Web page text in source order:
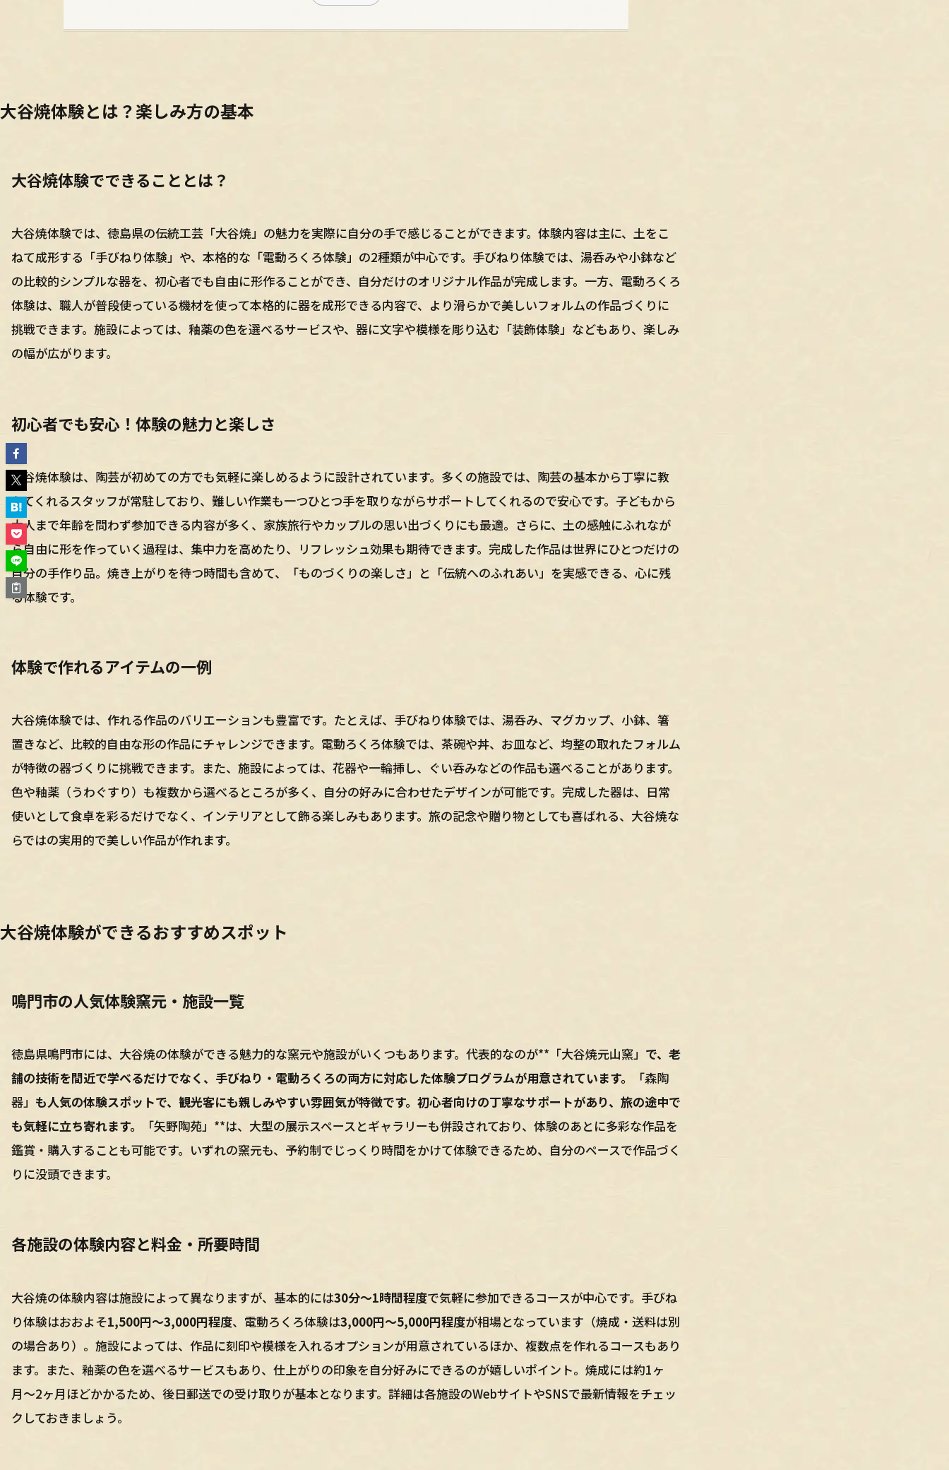
大谷焼体験とは？楽しみ方の基本
大谷焼体験でできることとは？
大谷焼体験では、徳島県の伝統工芸「大谷焼」の魅力を実際に自分の手で感じることができます。体験内容は主に、土をこ
ねて成形する「手びねり体験」や、本格的な「電動ろくろ体験」の2種類が中心です。手びねり体験では、湯呑みや小鉢など
の比較的シンプルな器を、初心者でも自由に形作ることができ、自分だけのオリジナル作品が完成します。一方、電動ろくろ
体験は、職人が普段使っている機材を使って本格的に器を成形できる内容で、より滑らかで美しいフォルムの作品づくりに
挑戦できます。施設によっては、釉薬の色を選べるサービスや、器に文字や模様を彫り込む「装飾体験」などもあり、楽しみ
の幅が広がります。
初心者でも安心！体験の魅力と楽しさ
大谷焼体験は、陶芸が初めての方でも気軽に楽しめるように設計されています。多くの施設では、陶芸の基本から丁寧に教
えてくれるスタッフが常駐しており、難しい作業も一つひとつ手を取りながらサポートしてくれるので安心です。子どもから
大人まで年齢を問わず参加できる内容が多く、家族旅行やカップルの思い出づくりにも最適。さらに、土の感触にふれなが
ら自由に形を作っていく過程は、集中力を高めたり、リフレッシュ効果も期待できます。完成した作品は世界にひとつだけの
自分の手作り品。焼き上がりを待つ時間も含めて、「ものづくりの楽しさ」と「伝統へのふれあい」を実感できる、心に残
る体験です。
体験で作れるアイテムの一例
大谷焼体験では、作れる作品のバリエーションも豊富です。たとえば、手びねり体験では、湯呑み、マグカップ、小鉢、箸
置きなど、比較的自由な形の作品にチャレンジできます。電動ろくろ体験では、茶碗や丼、お皿など、均整の取れたフォルム
が特徴の器づくりに挑戦できます。また、施設によっては、花器や一輪挿し、ぐい呑みなどの作品も選べることがあります。
色や釉薬（うわぐすり）も複数から選べるところが多く、自分の好みに合わせたデザインが可能です。完成した器は、日常
使いとして食卓を彩るだけでなく、インテリアとして飾る楽しみもあります。旅の記念や贈り物としても喜ばれる、大谷焼な
らではの実用的で美しい作品が作れます。
大谷焼体験ができるおすすめスポット
鳴門市の人気体験窯元・施設一覧
徳島県鳴門市には、大谷焼の体験ができる魅力的な窯元や施設がいくつもあります。代表的なのが**「大谷焼元山窯」 で、老
舗の技術を間近で学べるだけでなく、手びねり・電動ろくろの両方に対応した体験プログラムが用意されています。
「森陶
器」 も人気の体験スポットで、観光客にも親しみやすい雰囲気が特徴です。初心者向けの丁寧なサポートがあり、旅の途中で
も気軽に立ち寄れます。
「矢野陶苑」**は、大型の展示スペースとギャラリーも併設されており、体験のあとに多彩な作品を
鑑賞・購入することも可能です。いずれの窯元も、予約制でじっくり時間をかけて体験できるため、自分のペースで作品づく
りに没頭できます。
各施設の体験内容と料金・所要時間
大谷焼の体験内容は施設によって異なりますが、基本的には30分〜1時間程度で気軽に参加できるコースが中心です。手びね
り体験はおおよそ1,500円〜3,000円程度、電動ろくろ体験は3,000円〜5,000円程度が相場となっています（焼成・送料は別
の場合あり）。施設によっては、作品に刻印や模様を入れるオプションが用意されているほか、複数点を作れるコースもあり
ます。また、釉薬の色を選べるサービスもあり、仕上がりの印象を自分好みにできるのが嬉しいポイント。焼成には約1ヶ
月〜2ヶ月ほどかかるため、後日郵送での受け取りが基本となります。詳細は各施設のWebサイトやSNSで最新情報をチェッ
クしておきましょう。